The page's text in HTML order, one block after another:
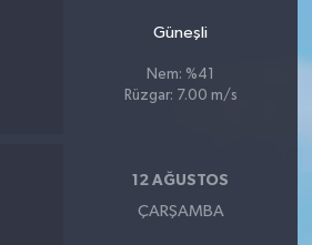
Güneşli
Nem: %41
Rüzgar: 7.00 m/s
12 AĞUSTOS
ÇARŞAMBA